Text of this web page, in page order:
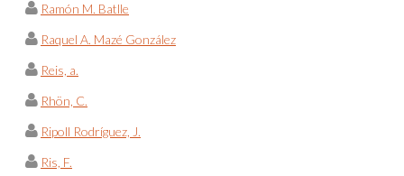
Ramón M. Batlle
Raquel A. Mazé González
Reis, a.
Rhön, C.
Ripoll Rodríguez, J.
Ris, F.